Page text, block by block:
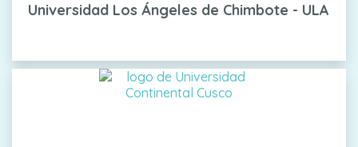
Universidad Los Ángeles de Chimbote - ULA